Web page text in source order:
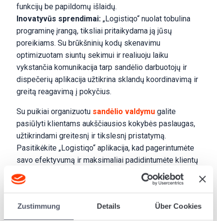
Zustimmung Details Über Cookies
funkcijų be papildomų išlaidų.
Inovatyvūs sprendimai:„Logistiqo“ nuolat tobulina
programinę įrangą, tiksliai pritaikydama ją jūsų
poreikiams. Su brūkšninių kodų skenavimu
optimizuotam siuntų sekimui ir realiuoju laiku
vykstančia komunikacija tarp sandėlio darbuotojų ir
dispečerių aplikacija užtikrina sklandų koordinavimą ir
greitą reagavimą į pokyčius.
Su puikiai organizuotu sandėlio valdymu galite
pasiūlyti klientams aukščiausios kokybės paslaugas,
užtikrindami greitesnį ir tikslesnį pristatymą.
Pasitikėkite „Logistiqo“ aplikacija, kad pagerintumėte
savo efektyvumą ir maksimaliai padidintumėte klientų
pasitenkinimą.